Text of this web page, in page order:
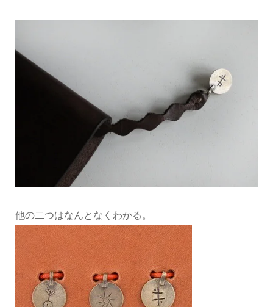
他の二つはなんとなくわかる。